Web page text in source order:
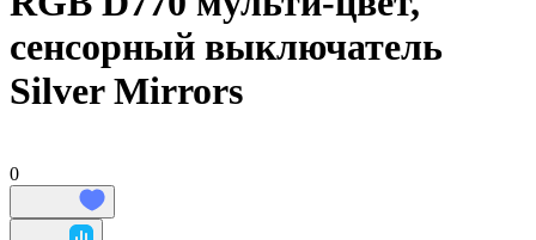
сенсорный выключатель
Silver Mirrors
0